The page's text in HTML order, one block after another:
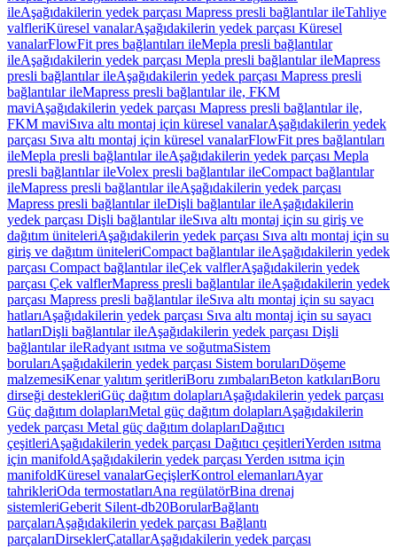
ileAşağıdakilerin yedek parçası Mapress presli bağlantılar ileTahliye
valfleriKüresel vanalarAşağıdakilerin yedek parçası Küresel
vanalarFlowFit pres bağlantıları ileMepla presli bağlantılar
ileAşağıdakilerin yedek parçası Mepla presli bağlantılar ileMapress
presli bağlantılar ileAşağıdakilerin yedek parçası Mapress presli
bağlantılar ileMapress presli bağlantılar ile, FKM
maviAşağıdakilerin yedek parçası Mapress presli bağlantılar ile,
FKM maviSıva altı montaj için küresel vanalarAşağıdakilerin yedek
parçası Sıva altı montaj için küresel vanalarFlowFit pres bağlantıları
ileMepla presli bağlantılar ileAşağıdakilerin yedek parçası Mepla
presli bağlantılar ileVolex presli bağlantılar ileCompact bağlantılar
ileMapress presli bağlantılar ileAşağıdakilerin yedek parçası
Mapress presli bağlantılar ileDişli bağlantılar ileAşağıdakilerin
yedek parçası Dişli bağlantılar ileSıva altı montaj için su giriş ve
dağıtım üniteleriAşağıdakilerin yedek parçası Sıva altı montaj için su
giriş ve dağıtım üniteleriCompact bağlantılar ileAşağıdakilerin yedek
parçası Compact bağlantılar ileÇek valflerAşağıdakilerin yedek
parçası Çek valflerMapress presli bağlantılar ileAşağıdakilerin yedek
parçası Mapress presli bağlantılar ileSıva altı montaj için su sayacı
hatlarıAşağıdakilerin yedek parçası Sıva altı montaj için su sayacı
hatlarıDişli bağlantılar ileAşağıdakilerin yedek parçası Dişli
bağlantılar ileRadyant ısıtma ve soğutmaSistem
borularıAşağıdakilerin yedek parçası Sistem borularıDöşeme
malzemesiKenar yalıtım şeritleriBoru zımbalarıBeton katkılarıBoru
dirseği destekleriGüç dağıtım dolaplarıAşağıdakilerin yedek parçası
Güç dağıtım dolaplarıMetal güç dağıtım dolaplarıAşağıdakilerin
yedek parçası Metal güç dağıtım dolaplarıDağıtıcı
çeşitleriAşağıdakilerin yedek parçası Dağıtıcı çeşitleriYerden ısıtma
için manifoldAşağıdakilerin yedek parçası Yerden ısıtma için
manifoldKüresel vanalarGeçişlerKontrol elemanlarıAyar
tahrikleriOda termostatlarıAna regülatörBina drenaj
sistemleriGeberit Silent-db20BorularBağlantı
parçalarıAşağıdakilerin yedek parçası Bağlantı
parçalarıDirseklerÇatallarAşağıdakilerin yedek parçası